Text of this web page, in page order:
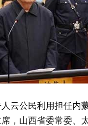
公民利用担任内蒙
，山西省委常委、